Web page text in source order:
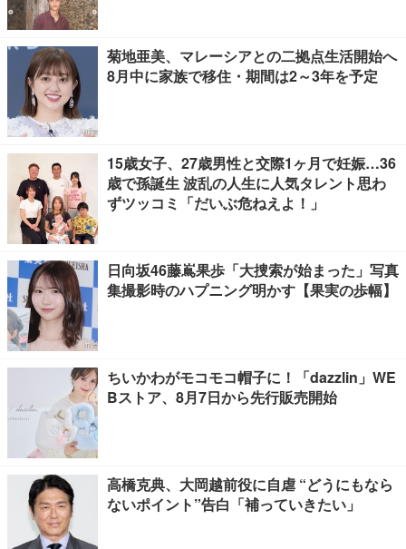
菊地亜美、マレーシアとの二拠点生活開始へ
8月中に家族で移住・期間は2～3年を予定
15歳女子、27歳男性と交際1ヶ月で妊娠…36
歳で孫誕生 波乱の人生に人気タレント思わ
ずツッコミ「だいぶ危ねえよ！」
日向坂46藤嶌果歩「大捜索が始まった」写真
集撮影時のハプニング明かす【果実の歩幅】
ちいかわがモコモコ帽子に！「dazzlin」WE
Bストア、8月7日から先行販売開始
高橋克典、大岡越前役に自虐 “どうにもなら
ないポイント”告白「補っていきたい」